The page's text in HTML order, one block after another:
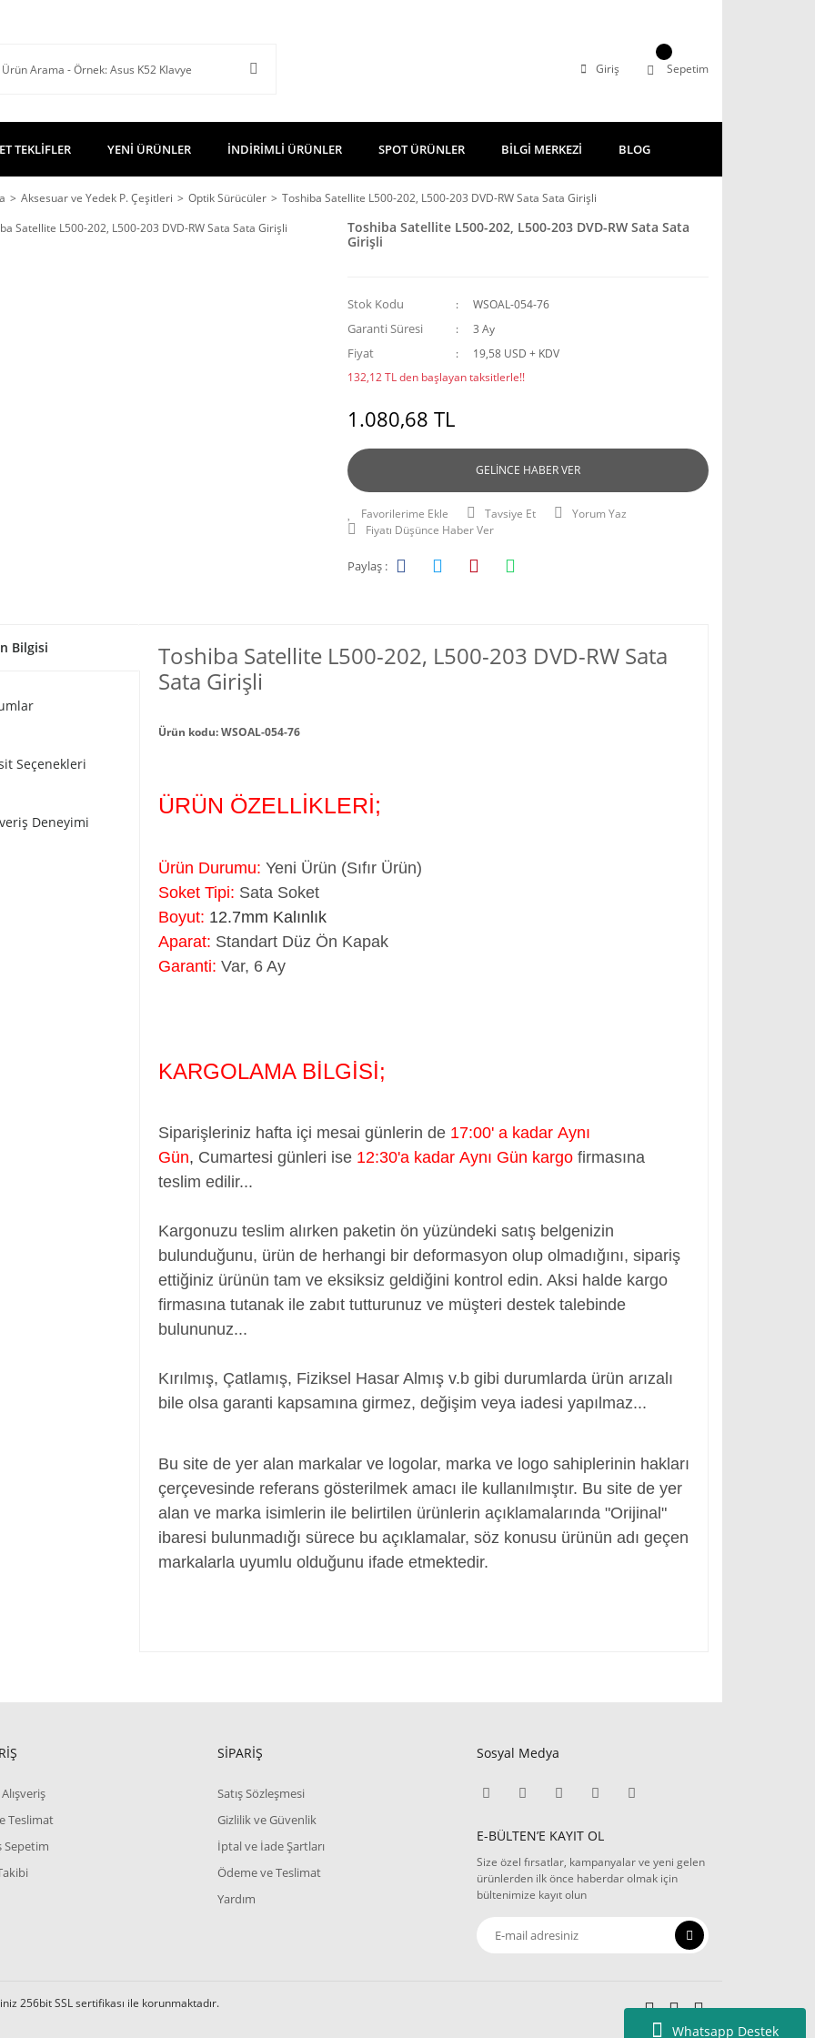
Whatsapp Destek
Giriş Sepetim
TEKLİFLER YENİ ÜRÜNLER İNDİRİMLİ ÜRÜNLER SPOT ÜRÜNLER BİLGİ MERKEZİ BLOG
Aksesuar ve Yedek P. Çeşitleri Optik Sürücüler Toshiba Satellite L500-202, L500-203 DVD-RW Sata Sata Girişli
Toshiba Satellite L500-202, L500-203 DVD-RW Sata Sata
Girişli
Stok Kodu WSOAL-054-76
Garanti Süresi 3 Ay
Fiyat
19,58 USD + KDV
132,12 TL den başlayan taksitlerle!!
1.080,68 TL
GELİNCE HABER VER
Tavsiye Et
Yorum Yaz
Fiyatı Düşünce Haber Ver
Paylaş :
Bilgisi
Seçenekleri
Deneyimi
Toshiba Satellite L500-202, L500-203 DVD-RW Sata
Sata Girişli
Ürün kodu: WSOAL-054-76
ÜRÜN ÖZELLİKLERİ;
Ürün Durumu: Yeni Ürün (Sıfır Ürün)
Soket Tipi: Sata Soket
Boyut: 12.7mm Kalınlık
Aparat: Standart Düz Ön Kapak
Garanti: Var, 6 Ay
KARGOLAMA BİLGİSİ;
Siparişleriniz hafta içi mesai günlerin de 17:00' a kadar Aynı
Gün, Cumartesi günleri ise 12:30'a kadar Aynı Gün kargofirmasına
teslim edilir...
Kargonuzu teslim alırken paketin ön yüzündeki satış belgenizin
bulunduğunu, ürün de herhangi bir deformasyon olup olmadığını, sipariş
ettiğiniz ürünün tam ve eksiksiz geldiğini kontrol edin. Aksi halde kargo
firmasına tutanak ile zabıt tutturunuz ve müşteri destek talebinde
bulununuz...
Kırılmış, Çatlamış, Fiziksel Hasar Almış v.b gibi durumlarda ürün arızalı
bile olsa garanti kapsamına girmez, değişim veya iadesi yapılmaz...
Bu site de yer alan markalar ve logolar, marka ve logo sahiplerinin hakları
çerçevesinde referans gösterilmek amacı ile kullanılmıştır. Bu site de yer
alan ve marka isimlerin ile belirtilen ürünlerin açıklamalarında "Orijinal"
ibaresi bulunmadığı sürece bu açıklamalar, söz konusu ürünün adı geçen
markalarla uyumlu olduğunu ifade etmektedir.
Teslimat
Sepetim
SİPARİŞ
Satış Sözleşmesi
Gizlilik ve Güvenlik
İptal ve İade Şartları
Ödeme ve Teslimat
Yardım
Sosyal Medya
E-BÜLTEN’E KAYIT OL
Size özel fırsatlar, kampanyalar ve yeni gelen
ürünlerden ilk önce haberdar olmak için
bültenimize kayıt olun
256bit SSL sertifikası ile korunmaktadır.